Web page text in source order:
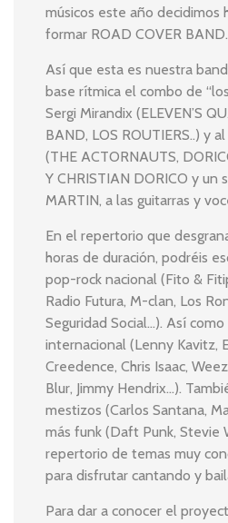
músicos este año decidimos
formar ROAD COVER BAND.
Así que esta es nuestra
base rítmica el combo de
Sergi Mirandix (ELEVEN’S
BAND, LOS ROUTIERS..) y
(THE ACTORNAUTS,
Y CHRISTIAN DORICO y un
MARTIN, a las guitarras y
En el repertorio que
horas de duración, podréis
pop-rock nacional (Fito &
Radio Futura, M-clan, Los
Seguridad Social…). Así
internacional (Lenny Kavitz,
Creedence, Chris Isaac,
Blur, Jimmy Hendrix…).
mestizos (Carlos Santana,
más funk (Daft Punk, Stevie
repertorio de temas muy
para disfrutar cantando y
Para dar a conocer el